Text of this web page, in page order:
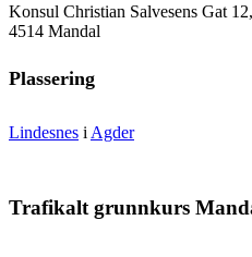
Konsul Christian Salvesens Gat 12,
4514 Mandal
Plassering
Lindesnes i Agder
Trafikalt grunnkurs